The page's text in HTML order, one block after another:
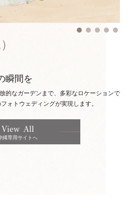
瞬間を
的なガーデンまで、多彩なロケーションで
ォトウェディングが実現します。
View All
縄専用サイトへ